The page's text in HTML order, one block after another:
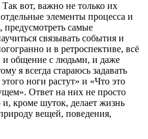
вот, важно не только их
элементы процесса и
предусмотреть самые
связывать события и
и в ретроспективе, всё
и общение с людьми, и даже
я всегда стараюсь задавать
ноги растут» и «Что это
Ответ на них не просто
и, кроме шуток, делает жизнь
вещей, поведения,